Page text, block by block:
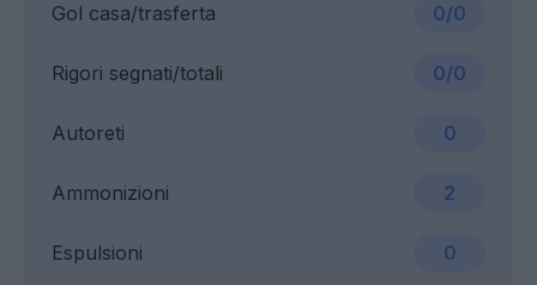
Gol casa/trasferta 0/0
Ammonizioni 2
Rigori segnati/totali 0/0
Espulsioni 0
Autoreti 0